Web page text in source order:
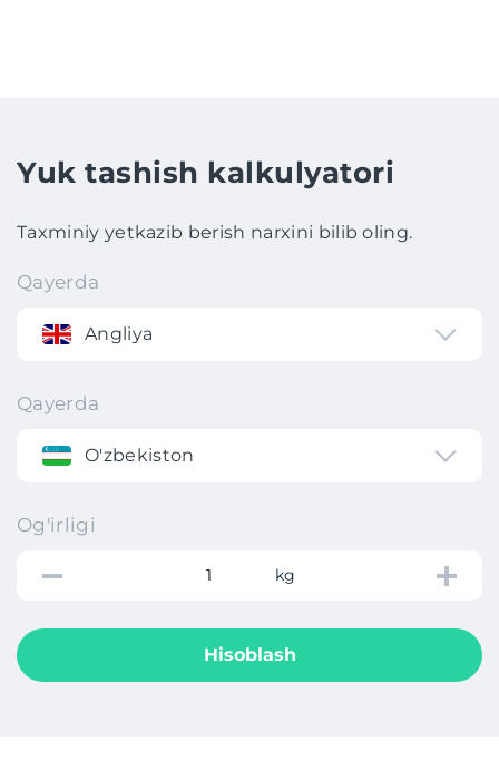
Yuk tashish kalkulyatori
Taxminiy yetkazib berish narxini bilib oling.
Qayerda
Angliya
Qayerda
O'zbekiston
Og'irligi
kg
Hisoblash